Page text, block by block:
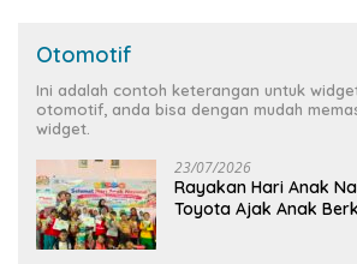
Otomotif
Ini adalah contoh keterangan untuk
otomotif, anda bisa dengan mudah
widget.
23/07/2026
Rayakan Hari Anak
Toyota Ajak Anak